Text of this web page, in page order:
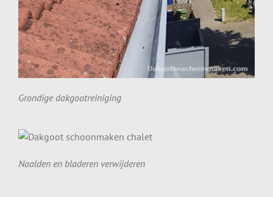
Grondige dakgootreiniging
Naalden en bladeren verwijderen